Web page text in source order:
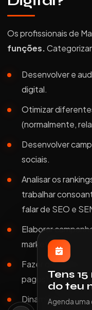
Os profissionais de
funções.
Desenvolver e
digital.
Otimizar
(normalmente,
Desenvolver
sociais.
Analisar os
trabalhar
falar de SEO e
Elaborar
marketing.
Fazer campanhas
pagos).
Dinamizar o
Tens
do teu
Agenda uma